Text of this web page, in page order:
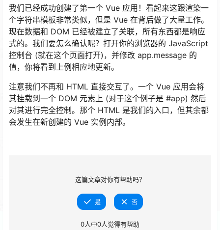
我们已经成功创建了第一个 Vue 应用！看起来这跟渲染一
个字符串模板非常类似，但是 Vue 在背后做了大量工作。
现在数据和 DOM 已经被建立了关联，所有东西都是响应
式的。我们要怎么确认呢？打开你的浏览器的 JavaScript
控制台 (就在这个页面打开)，并修改 app.message 的
值，你将看到上例相应地更新。
注意我们不再和 HTML 直接交互了。一个 Vue 应用会将
其挂载到一个 DOM 元素上 (对于这个例子是 #app) 然后
对其进行完全控制。那个 HTML 是我们的入口，但其余都
会发生在新创建的 Vue 实例内部。
这篇文章对你有帮助吗？
是 否
0人中0人觉得有帮助